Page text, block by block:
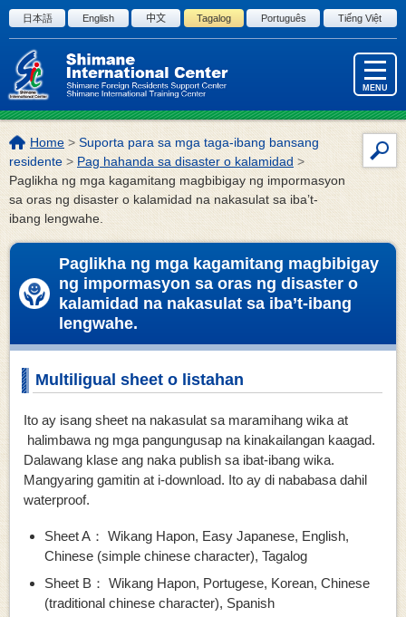
Skip to the body
日本語 English 中文 Tagalog Português Tiếng Việt
MENU
sa
ng
site
Lokasyon
ng
page:
Home >Suporta para sa mga taga-ibang bansang
residente >Pag hahanda sa disaster o kalamidad >
Paglikha ng mga kagamitang magbibigay ng impormasyon
sa oras ng disaster o kalamidad na nakasulat sa iba’t-
ibang lengwahe.
Paglikha ng mga kagamitang magbibigay
ng impormasyon sa oras ng disaster o
kalamidad na nakasulat sa iba’t-ibang
lengwahe.
Multiligual sheet o listahan
Ito ay isang sheet na nakasulat sa maramihang wika at
halimbawa ng mga pangungusap na kinakailangan kaagad.
Dalawang klase ang naka publish sa ibat-ibang wika.
Mangyaring gamitin at i-download. Ito ay di nababasa dahil
waterproof.
Sheet A： Wikang Hapon, Easy Japanese, English,
Chinese (simple chinese character), Tagalog
Sheet B： Wikang Hapon, Portugese, Korean, Chinese
(traditional chinese character), Spanish